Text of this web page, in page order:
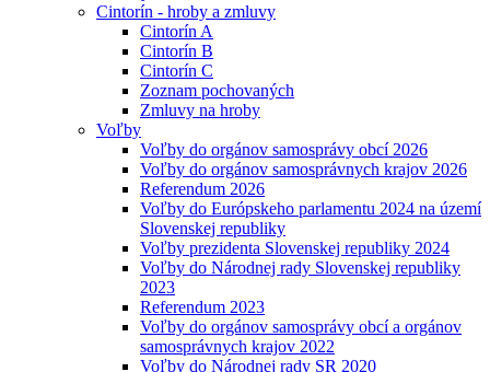
Cintorín - hroby a zmluvy
Cintorín A
Cintorín B
Cintorín C
Zoznam pochovaných
Zmluvy na hroby
Voľby
Voľby do orgánov samosprávy obcí 2026
Voľby do orgánov samosprávnych krajov 2026
Referendum 2026
Voľby do Európskeho parlamentu 2024 na území
Slovenskej republiky
Voľby prezidenta Slovenskej republiky 2024
Voľby do Národnej rady Slovenskej republiky
2023
Referendum 2023
Voľby do orgánov samosprávy obcí a orgánov
samosprávnych krajov 2022
Voľby do Národnej rady SR 2020